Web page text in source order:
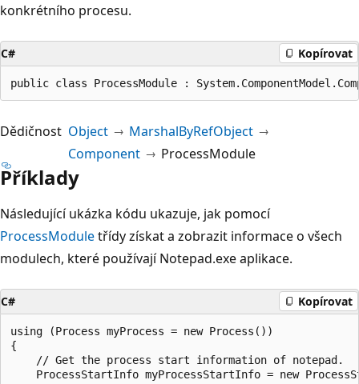
konkrétního procesu.
C# Kopírovat
public class ProcessModule :
Dědičnost Object
MarshalByRefObject
Component
ProcessModule
Příklady
Následující ukázka kódu ukazuje, jak pomocí
ProcessModuletřídy získat a zobrazit informace o všech
modulech, které používají Notepad.exe aplikace.
C# Kopírovat
using (Process myProcess = new Process())
{
    // Get the process start information of notepad.
ProcessStartInfo myProcessStartInfo = new